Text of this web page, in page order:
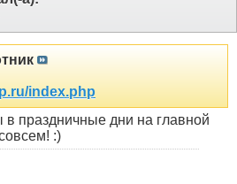
index.php
праздничные дни на главной
:)